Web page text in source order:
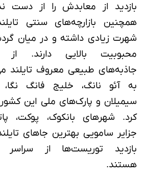
بازدید از معابدش را از دست
همچنین بازارچه‌های سنتی
شهرت زیادی داشته و در میان
محبوبیت بالایی دارند. از
جاذبه‌های طبیعی‌ معروف تایلند
به آئو نانگ، خلیج فانگ نگا،
سیمیلان و پارک‌های ملی این کشور
کرد. شهرهای بانکوک، پوکت،
جزایر سامویی بهترین جاهای
بازدید توریست‌ها از سراسر
هستند.